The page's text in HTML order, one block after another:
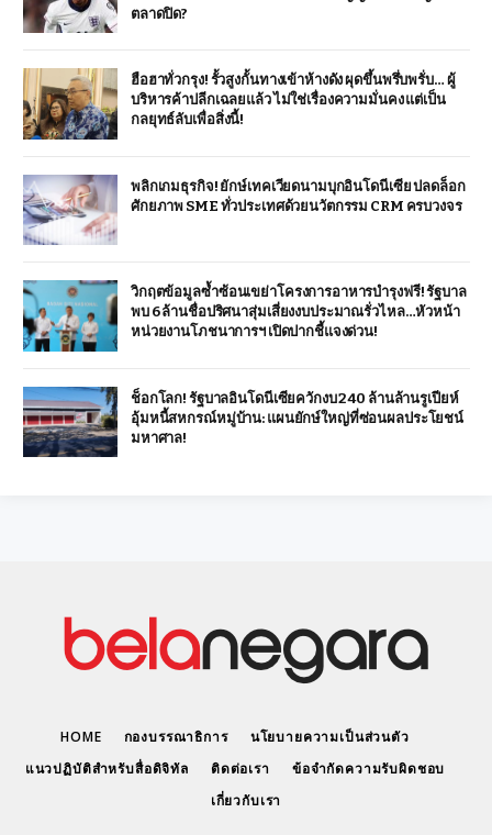
ตลาดปิด?
ฮือฮาทั่วกรุง! รั้วสูงกั้นทางเข้าห้างดัง ผุดขึ้นพรึ่บพรั่บ… ผู้
บริหารค้าปลีกเฉลยแล้ว ไม่ใช่เรื่องความมั่นคง แต่เป็น
กลยุทธ์ลับเพื่อสิ่งนี้!
พลิกเกมธุรกิจ! ยักษ์เทคเวียดนามบุกอินโดนีเซีย ปลดล็อก
ศักยภาพ SME ทั่วประเทศด้วยนวัตกรรม CRM ครบวงจร
วิกฤตข้อมูลซ้ำซ้อนเขย่าโครงการอาหารบำรุงฟรี! รัฐบาล
พบ 6 ล้านชื่อปริศนาสุ่มเสี่ยงงบประมาณรั่วไหล…หัวหน้า
หน่วยงานโภชนาการฯ เปิดปากชี้แจงด่วน!
ช็อกโลก! รัฐบาลอินโดนีเซียควักงบ 240 ล้านล้านรูเปียห์
อุ้มหนี้สหกรณ์หมู่บ้าน: แผนยักษ์ใหญ่ที่ซ่อนผลประโยชน์
มหาศาล!
HOME กองบรรณาธิการ
นโยบายความเป็นส่วนตัว
แนวปฏิบัติสำหรับสื่อดิจิทัล
ติดต่อเรา
ข้อจำกัดความรับผิดชอบ
เกี่ยวกับเรา